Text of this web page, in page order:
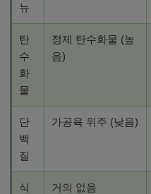
뉴
탄
수
화
물
정제 탄수화물 (높
음)
단
백
질
가공육 위주 (낮음)
식
거의 없음